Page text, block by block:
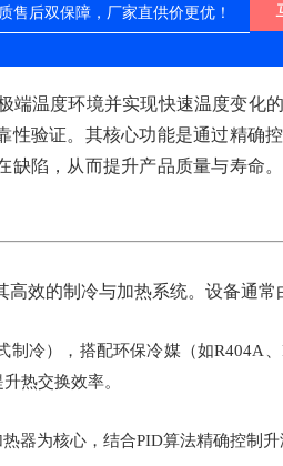
售后双保障，厂家直供价更优！
温度环境并实现快速温度变化
性验证。其核心功能是通过精确
缺陷，从而提升产品质量与寿命
效的制冷与加热系统。设备通常
制冷），搭配环保冷媒（如R404A
热交换效率。
器为核心，结合PID算法精确控制升